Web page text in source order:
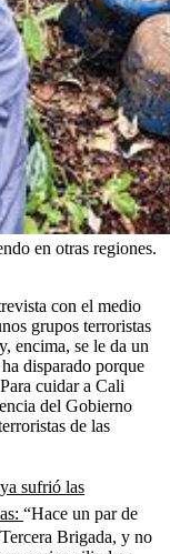
en otras regiones.
con el medio
grupos terroristas
encima, se le da un
disparado porque
cuidar a Cali
del Gobierno
de las
sufrió las
“Hace un par de
Brigada, y no